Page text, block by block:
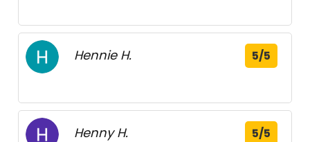
Hennie H. 5/5
Henny H. 5/5